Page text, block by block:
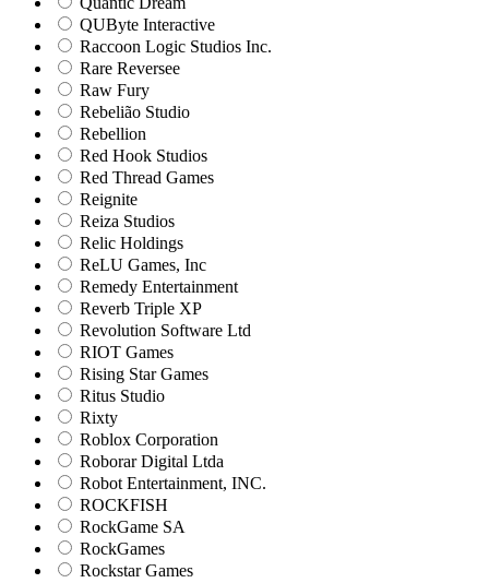
QUByte Interactive
Raccoon Logic Studios Inc.
Rare Reversee
Raw Fury
Rebelião Studio
Rebellion
Red Hook Studios
Red Thread Games
Reignite
Reiza Studios
Relic Holdings
ReLU Games, Inc
Remedy Entertainment
Reverb Triple XP
Revolution Software Ltd
RIOT Games
Rising Star Games
Ritus Studio
Rixty
Roblox Corporation
Roborar Digital Ltda
Robot Entertainment, INC.
ROCKFISH
RockGame SA
RockGames
Rockstar Games